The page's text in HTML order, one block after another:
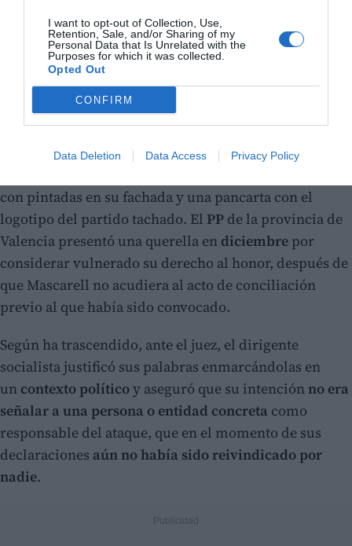
I want to opt-out of Collection, Use,
Retention, Sale, and/or Sharing of my
Personal Data that Is Unrelated with the
Purposes for which it was collected.
Opted Out
CONFIRM
Data Deletion Data Access Privacy Policy
Los hechos
Los hechos se remontan al6 de julio de 2025, cuando
con pintadas en su fachada y una pancarta con el
logotipo del partido tachado. El PP de la provincia de
Valencia presentó una querella en diciembre por
considerar vulnerado su derecho al honor, después de
que Mascarell no acudiera al acto de conciliación
previo al que había sido convocado.
Según ha trascendido, ante el juez, el dirigente
socialista justificó sus palabras enmarcándolas en
un contexto políticoy aseguró que su intenciónno era
señalar a una persona o entidad concreta como
responsable del ataque, que en el momento de sus
declaraciones aún no había sido reivindicado por
nadie.